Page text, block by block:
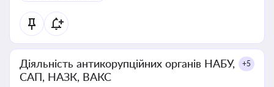
Діяльність антикорупційних органів НАБУ,
САП, НАЗК, ВАКС
+5